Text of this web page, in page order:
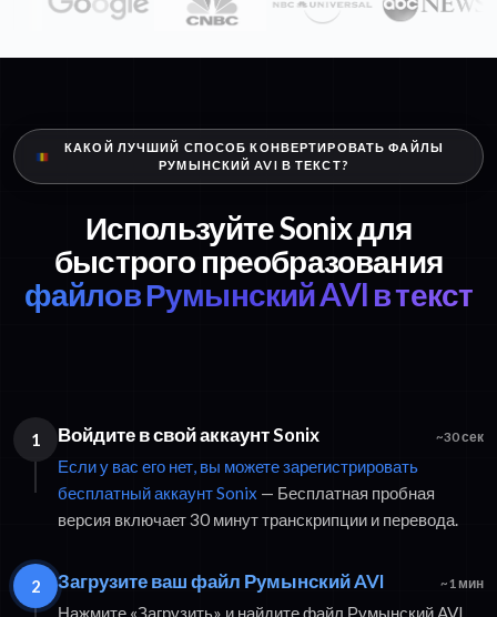
КАКОЙ ЛУЧШИЙ СПОСОБ КОНВЕРТИРОВАТЬ ФАЙЛЫ
РУМЫНСКИЙ AVI В ТЕКСТ?
Используйте Sonix для
быстрого преобразования
файлов Румынский AVI в текст
1 Войдите в свой аккаунт Sonix ~30 сек
Если у вас его нет, вы можете зарегистрировать
бесплатный аккаунт Sonix — Бесплатная пробная
версия включает 30 минут транскрипции и перевода.
2 Загрузите ваш файл Румынский AVI ~1 мин
Нажмите «Загрузить» и найдите файл Румынский AVI